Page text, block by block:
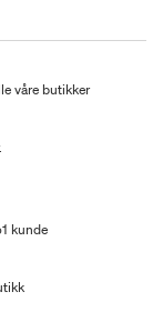
våre butikker
kunde